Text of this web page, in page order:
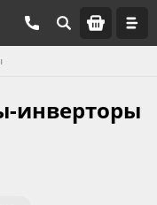
инверторы